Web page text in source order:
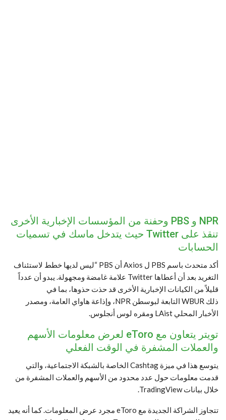
NPR و PBS وحفنة من المؤسسات الإخبارية الأخرى
تنقذ على Twitter حيث يتدخل ماسك في تسميات
الحسابات
أكد متحدث باسم PBS ل Axios أن PBS “ليس لديها خطط لاستئناف
التغريد بعد أن أعطاها Twitter علامة غامضة ومجهولة. يبدو أن عدداً
قليلاً من الكيانات الإخبارية الأخرى قد حذت حذوها، بما في
ذلك WBUR التابعة لبوسطن NPR، وإذاعة هاواي العامة، ومصدر
الأخبار المحلي LAist ومقره لوس أنجلوس.
تويتر يتعاون مع eToro لعرض معلومات الأسهم
والعملات المشفرة في الوقت الفعلي
يتوسع هذا في ميزة Cashtag الخاصة بالشبكة الاجتماعية، والتي
قدمت معلومات حول عدد محدود من الأسهم والعملات المشفرة من
خلال بيانات TradingView.
تتجاوز الشراكة الجديدة مع eToro مجرد عرض المعلومات. كما أنه يعيد